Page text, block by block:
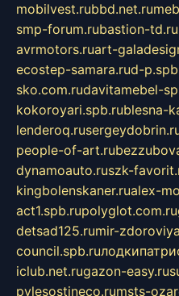
mobilvest.rubbd.net.ru
smp-forum.rubastion-td.ru
avrmotors.ruart-
ecostep-samara.rud-
sko.com.rudavitamebel-
kokoroyari.spb.rublesna-
lenderoq.ru
people-of-art.ru
dynamoauto.ruszk-
kingbolenskaner.rualex-
act1.spb.rupolyglot.com.ru
detsad125.rumir-
council.spb.ru
iclub.net.rugazon-easy.ru
pylesostineco.rumsts-